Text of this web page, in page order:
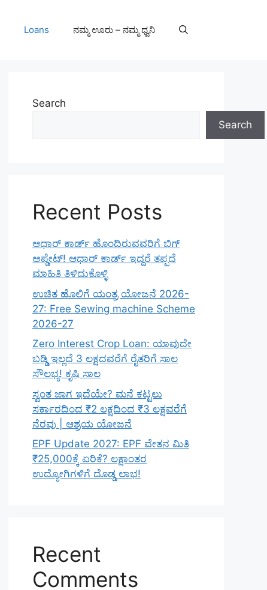
Loans ನಮ್ಮ ಊರು – ನಮ್ಮ ಧ್ವನಿ
Search
Search
Recent Posts
ಆಧಾರ್ ಕಾರ್ಡ್ ಹೊಂದಿರುವವರಿಗೆ ಬಿಗ್
ಅಪ್ಡೇಟ್! ಆಧಾರ್ ಕಾರ್ಡ್ ಇದ್ದರೆ ತಪ್ಪದೆ
ಮಾಹಿತಿ ತಿಳಿದುಕೊಳ್ಳಿ
ಉಚಿತ ಹೊಲಿಗೆ ಯಂತ್ರ ಯೋಜನೆ 2026-
27: Free Sewing machine Scheme
2026-27
Zero Interest Crop Loan: ಯಾವುದೇ
ಬಡ್ಡಿ ಇಲ್ಲದೆ 3 ಲಕ್ಷದವರೆಗೆ ರೈತರಿಗೆ ಸಾಲ
ಸೌಲಭ್ಯ! ಕೃಷಿ ಸಾಲ
ಸ್ವಂತ ಜಾಗ ಇದೆಯೇ? ಮನೆ ಕಟ್ಟಲು
ಸರ್ಕಾರದಿಂದ ₹2 ಲಕ್ಷದಿಂದ ₹3 ಲಕ್ಷವರೆಗೆ
ನೆರವು | ಆಶ್ರಯ ಯೋಜನೆ
EPF Update 2027: EPF ವೇತನ ಮಿತಿ
₹25,000ಕ್ಕೆ ಏರಿಕೆ? ಲಕ್ಷಾಂತರ
ಉದ್ಯೋಗಿಗಳಿಗೆ ದೊಡ್ಡ ಲಾಭ!
Recent
Comments